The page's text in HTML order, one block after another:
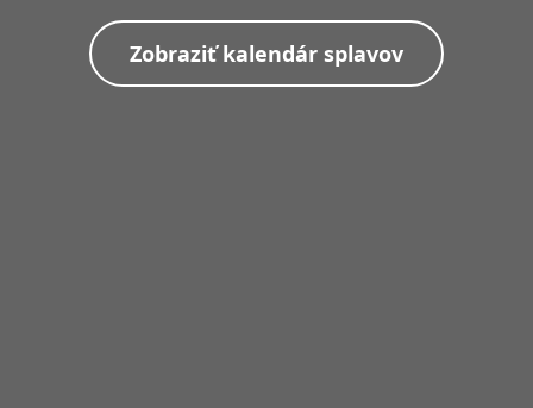
Zobraziť kalendár splavov